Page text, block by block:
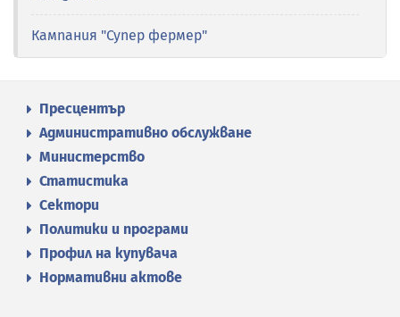
Кампания "Супер фермер"
Пресцентър
Административно обслужване
Министерство
Статистика
Сектори
Политики и програми
Профил на купувача
Нормативни актове